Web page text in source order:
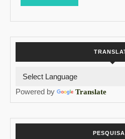
Powered by Translate